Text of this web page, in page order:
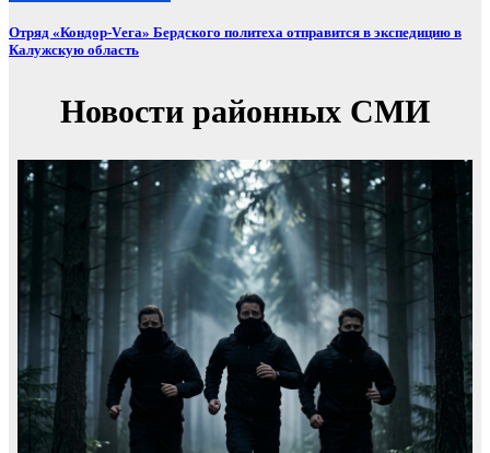
Отряд «Кондор-Vега» Бердского политеха отправится в экспедицию в
Калужскую область